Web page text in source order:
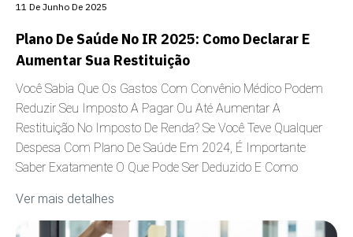
Plano De Saúde No IR 2025: Como Declarar E
Aumentar Sua Restituição
Você Sabia Que Os Gastos Com Convênio Médico Podem
Reduzir Seu Imposto A Pagar Ou Até Aumentar A
Restituição No Imposto De Renda? Se Você Teve Qualquer
Despesa Com Plano De Saúde Em 2024, É Importante
Saber Exatamente O Que Pode Ser Deduzido E Como
Ver mais detalhes
11 De Junho De 2025